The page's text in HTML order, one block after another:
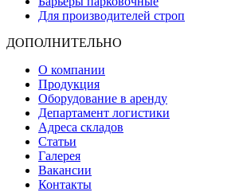
Для производителей строп
ДОПОЛНИТЕЛЬНО
О компании
Продукция
Оборудование в аренду
Департамент логистики
Адреса складов
Статьи
Галерея
Вакансии
Контакты